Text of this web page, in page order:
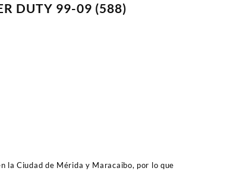
DUTY 99-09 (588)
la Ciudad de Mérida y Maracaibo, por lo que